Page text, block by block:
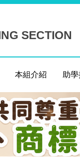
SECTION
本組介紹 助